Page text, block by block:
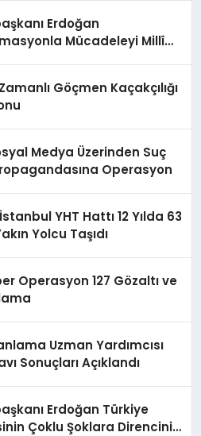
Erdoğan
Mücadeleyi Millî
Göçmen Kaçakçılığı
Medya Üzerinden Suç
Operasyon
YHT Hattı 12 Yılda 63
Yolcu Taşıdı
Operasyon 127 Gözaltı ve
Uzman Yardımcısı
Sonuçları Açıklandı
Erdoğan Türkiye
Çoklu Şoklara Direncini